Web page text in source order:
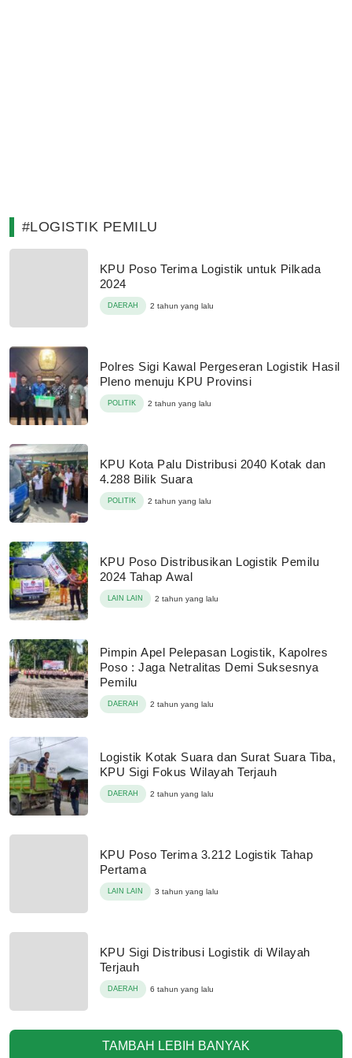
#LOGISTIK PEMILU
KPU Poso Terima Logistik untuk Pilkada
2024
DAERAH 2 tahun yang lalu
Polres Sigi Kawal Pergeseran Logistik Hasil
Pleno menuju KPU Provinsi
POLITIK 2 tahun yang lalu
KPU Kota Palu Distribusi 2040 Kotak dan
4.288 Bilik Suara
POLITIK 2 tahun yang lalu
KPU Poso Distribusikan Logistik Pemilu
2024 Tahap Awal
LAIN LAIN 2 tahun yang lalu
Pimpin Apel Pelepasan Logistik, Kapolres
Poso : Jaga Netralitas Demi Suksesnya
Pemilu
DAERAH 2 tahun yang lalu
Logistik Kotak Suara dan Surat Suara Tiba,
KPU Sigi Fokus Wilayah Terjauh
DAERAH 2 tahun yang lalu
KPU Poso Terima 3.212 Logistik Tahap
Pertama
LAIN LAIN 3 tahun yang lalu
KPU Sigi Distribusi Logistik di Wilayah
Terjauh
DAERAH 6 tahun yang lalu
TAMBAH LEBIH BANYAK